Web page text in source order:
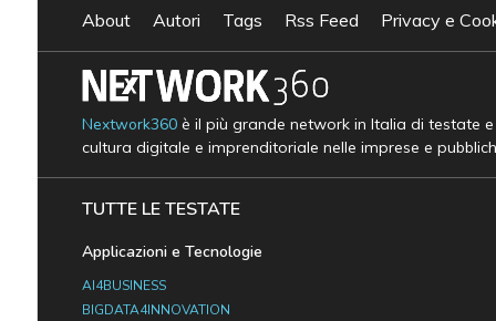
About Autori Tags Rss Feed Privacy e
Nextwork360è il più grande network in Italia di testate
cultura digitale e imprenditoriale nelle imprese e
TUTTE LE TESTATE
Applicazioni e Tecnologie
AI4BUSINESS
BIGDATA4INNOVATION